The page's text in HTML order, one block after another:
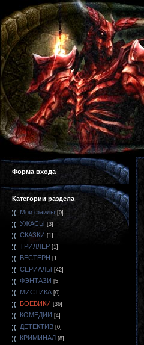
Форма входа
Категории раздела
Мои файлы [0]
УЖАСЫ [3]
СКАЗКИ [1]
ТРИЛЛЕР [1]
ВЕСТЕРН [1]
СЕРИАЛЫ [42]
ФЭНТАЗИ [5]
МИСТИКА [0]
БОЕВИКИ [36]
КОМЕДИИ [4]
ДЕТЕКТИВ [0]
КРИМИНАЛ [8]